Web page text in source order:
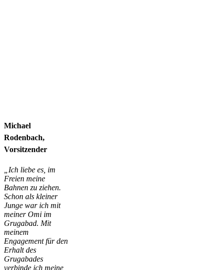
Michael
Rodenbach,
Vorsitzender
„Ich liebe es, im
Freien meine
Bahnen zu ziehen.
Schon als kleiner
Junge war ich mit
meiner Omi im
Grugabad. Mit
meinem
Engagement für den
Erhalt des
Grugabades
verbinde ich meine